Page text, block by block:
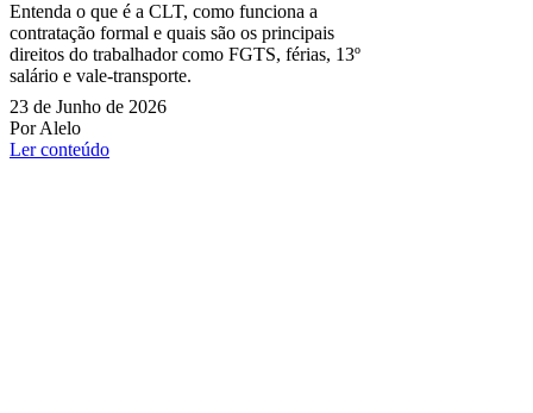
Entenda o que é a CLT, como funciona a
contratação formal e quais são os principais
direitos do trabalhador como FGTS, férias, 13º
salário e vale-transporte.
23 de Junho de 2026
Por Alelo
Ler conteúdo